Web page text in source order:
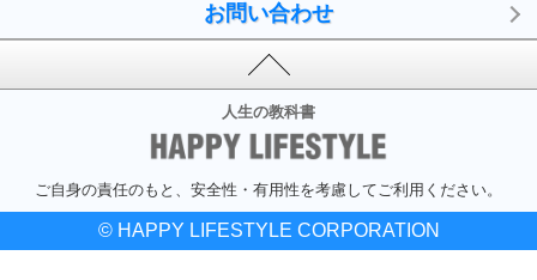
お問い合わせ
人生の教科書
ご自身の責任のもと、安全性・有用性を考慮してご利用ください。
© HAPPY LIFESTYLE CORPORATION